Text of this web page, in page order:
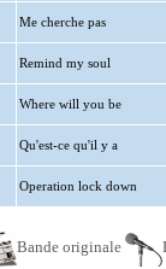
Me cherche pas
Remind my soul
Where will you be
Qu'est-ce qu'il y a
Operation lock down
Bande originale